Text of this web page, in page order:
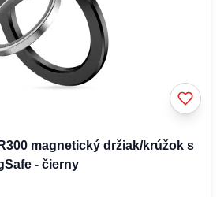
magnetický držiak/krúžok s
- čierny